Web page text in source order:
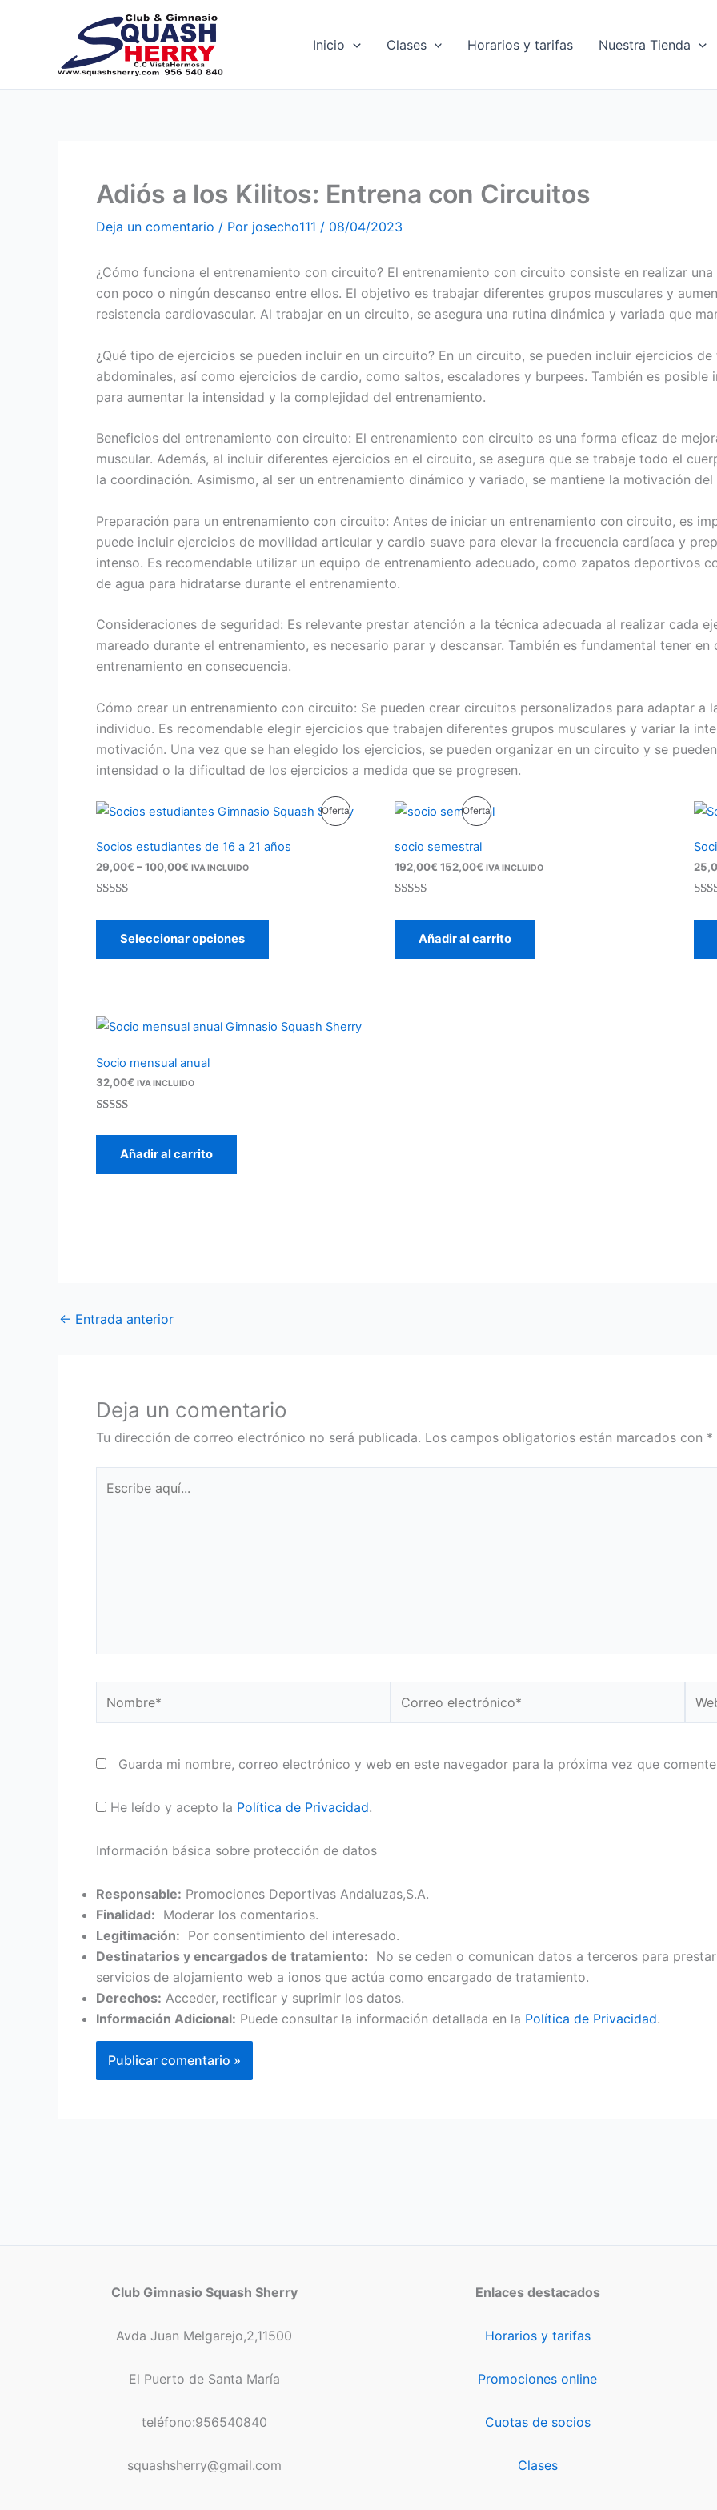
Inicio Clases Horarios y tarifas Nuestra Tienda
Adiós a los Kilitos: Entrena con Circuitos
Deja un comentario / Por josecho111 / 08/04/2023
¿Cómo funciona el entrenamiento con circuito? El entrenamiento con circuito consiste en realizar
con poco o ningún descanso entre ellos. El objetivo es trabajar diferentes grupos musculares y
resistencia cardiovascular. Al trabajar en un circuito, se asegura una rutina dinámica y variada que
¿Qué tipo de ejercicios se pueden incluir en un circuito? En un circuito, se pueden incluir ejercicios
abdominales, así como ejercicios de cardio, como saltos, escaladores y burpees. También es
para aumentar la intensidad y la complejidad del entrenamiento.
Beneficios del entrenamiento con circuito: El entrenamiento con circuito es una forma eficaz de
muscular. Además, al incluir diferentes ejercicios en el circuito, se asegura que se trabaje todo el
la coordinación. Asimismo, al ser un entrenamiento dinámico y variado, se mantiene la motivación
Preparación para un entrenamiento con circuito: Antes de iniciar un entrenamiento con circuito, es
puede incluir ejercicios de movilidad articular y cardio suave para elevar la frecuencia cardíaca y
intenso. Es recomendable utilizar un equipo de entrenamiento adecuado, como zapatos deportivos
de agua para hidratarse durante el entrenamiento.
Consideraciones de seguridad: Es relevante prestar atención a la técnica adecuada al realizar cada
mareado durante el entrenamiento, es necesario parar y descansar. También es fundamental tener
entrenamiento en consecuencia.
Cómo crear un entrenamiento con circuito: Se pueden crear circuitos personalizados para adaptar a
individuo. Es recomendable elegir ejercicios que trabajen diferentes grupos musculares y variar la
motivación. Una vez que se han elegido los ejercicios, se pueden organizar en un circuito y se
intensidad o la dificultad de los ejercicios a medida que se progresen.
OfertaProducto
Socios estudiantes de 16 a 21 años
29,00€ –100,00€
Rango
de
desde
hasta
IVA INCLUIDO
con5.00de
5 en base a
valoracione
Seleccionar opciones
OfertaProducto
Oferta
socio semestral
192,00€
El
precio
era:
192,00€.
152,00€
El
precio
IVA INCLUIDO
con5.00de
5 en base a
valoracione
Añadir al carrito
con
Socio mensual anual
32,00€ IVA INCLUIDO
5 en base a
valoracione
Añadir al carrito
← Entrada anterior
Deja un comentario
Tu dirección de correo electrónico no será publicada. Los campos obligatorios están marcados con *
aquí...
electrónico*
Guarda mi nombre, correo electrónico y web en este navegador para la próxima vez que
He leído y acepto la Política de Privacidad.
Información básica sobre protección de datos
Responsable: Promociones Deportivas Andaluzas,S.A.
Finalidad: Moderar los comentarios.
Legitimación: Por consentimiento del interesado.
Destinatarios y encargados de tratamiento: No se ceden o comunican datos a terceros para
servicios de alojamiento web a ionos que actúa como encargado de tratamiento.
Derechos: Acceder, rectificar y suprimir los datos.
Información Adicional: Puede consultar la información detallada en la Política de Privacidad.
Club Gimnasio Squash Sherry
Avda Juan Melgarejo,2,11500
El Puerto de Santa María
teléfono:956540840
squashsherry@gmail.com
Enlaces destacados
Horarios y tarifas
Promociones online
Cuotas de socios
Clases